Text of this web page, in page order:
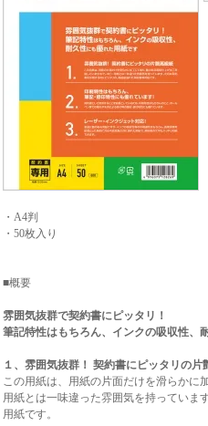
・A4判
・50枚入り
■概要
雰囲気抜群で契約書にピッタリ！
筆記特性はもちろん、インクの吸収性、
１、雰囲気抜群！ 契約書にピッタリの片
この用紙は、用紙の片面だけを滑らかに
用紙とは一味違った雰囲気を持っていま
用紙です。